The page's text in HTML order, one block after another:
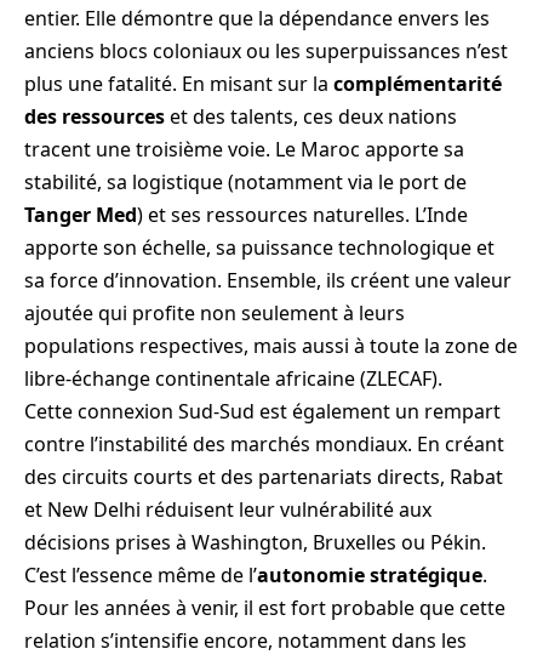
entier. Elle démontre que la dépendance envers les
anciens blocs coloniaux ou les superpuissances n’est
plus une fatalité. En misant sur la complémentarité
des ressourceset des talents, ces deux nations
tracent une troisième voie. Le Maroc apporte sa
stabilité, sa logistique (notamment via le port de
Tanger Med) et ses ressources naturelles. L’Inde
apporte son échelle, sa puissance technologique et
sa force d’innovation. Ensemble, ils créent une valeur
ajoutée qui profite non seulement à leurs
populations respectives, mais aussi à toute la zone de
libre-échange continentale africaine (ZLECAF).
Cette connexion Sud-Sud est également un rempart
contre l’instabilité des marchés mondiaux. En créant
des circuits courts et des partenariats directs, Rabat
et New Delhi réduisent leur vulnérabilité aux
décisions prises à Washington, Bruxelles ou Pékin.
C’est l’essence même de l’autonomie stratégique.
Pour les années à venir, il est fort probable que cette
relation s’intensifie encore, notamment dans les